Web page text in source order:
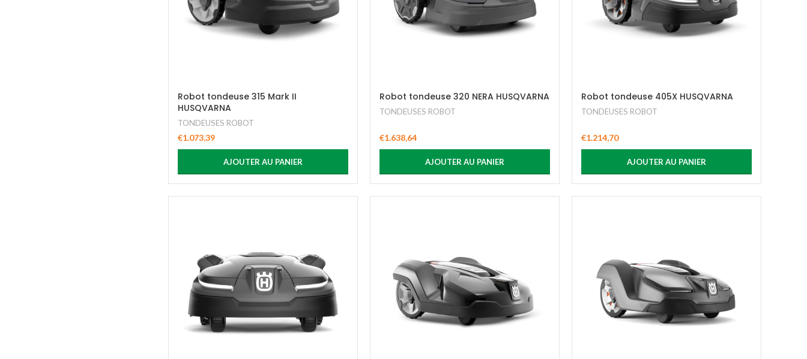
Robot tondeuse 315 Mark II
HUSQVARNA
TONDEUSES ROBOT
€1.073,39
AJOUTER AU PANIER
Robot tondeuse 320 NERA HUSQVARNA
TONDEUSES ROBOT
€1.638,64
AJOUTER AU PANIER
Robot tondeuse 405X HUSQVARNA
TONDEUSES ROBOT
€1.214,70
AJOUTER AU PANIER